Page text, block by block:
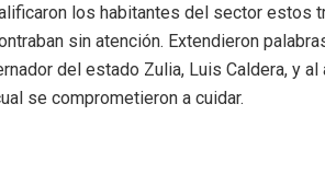
los habitantes del sector estos
sin atención. Extendieron
del estado Zulia, Luis Caldera, y
se comprometieron a cuidar.